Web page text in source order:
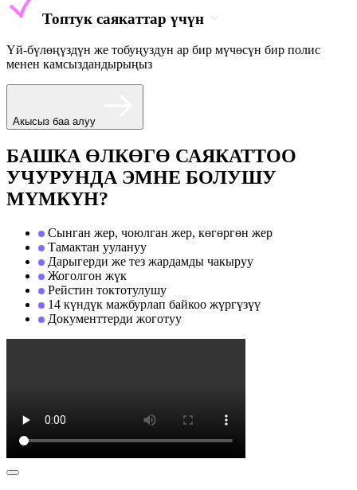
Топтук саякаттар үчүн
Үй-бүлөңүздүн же тобуңуздун ар бир мүчөсүн бир полис
менен камсыздандырыңыз
Акысыз баа алуу
БАШКА ӨЛКӨГӨ САЯКАТТОО
УЧУРУНДА ЭМНЕ БОЛУШУ
МҮМКҮН?
Сынган жер, чоюлган жер, көгөргөн жер
Тамактан уулануу
Дарыгерди же тез жардамды чакыруу
Жоголгон жүк
Рейстин токтотулушу
14 күндүк мажбурлап байкоо жүргүзүү
Документтерди жоготуу